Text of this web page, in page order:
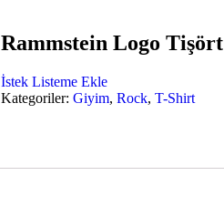
Rammstein Logo Tişört
İstek Listeme Ekle
Kategoriler: Giyim, Rock, T-Shirt